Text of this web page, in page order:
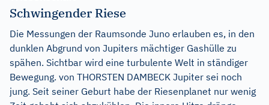
Schwingender Riese
Die Messungen der Raumsonde Juno erlauben es, in den
dunklen Abgrund von Jupiters mächtiger Gashülle zu
spähen. Sichtbar wird eine turbulente Welt in ständiger
Bewegung. von THORSTEN DAMBECK Jupiter sei noch
jung. Seit seiner Geburt habe der Riesenplanet nur wenig